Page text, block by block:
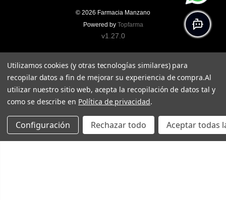
© 2026 Farmacia Manzano
Powered by Topfarma
v1.27.0
Utilizamos cookies (y otras tecnologías similares) para
recopilar datos a fin de mejorar su experiencia de compra.Al
utilizar nuestro sitio web, acepta la recopilación de datos tal y
como se describe en Política de privacidad.
Configuración Rechazar todo Aceptar todas